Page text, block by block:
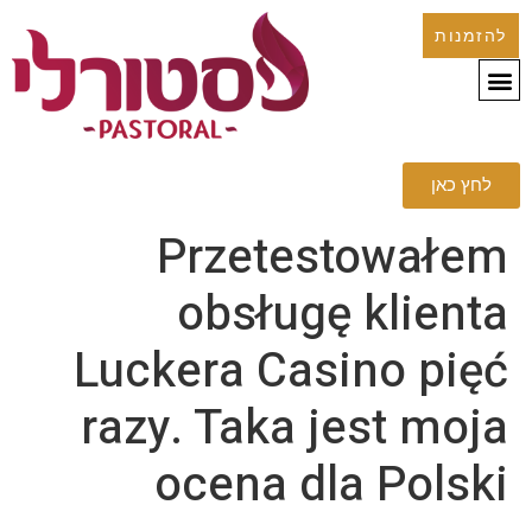
להזמנות
לחץ כאן
Przetestowałem
obsługę klienta
Luckera Casino pięć
razy. Taka jest moja
ocena dla Polski